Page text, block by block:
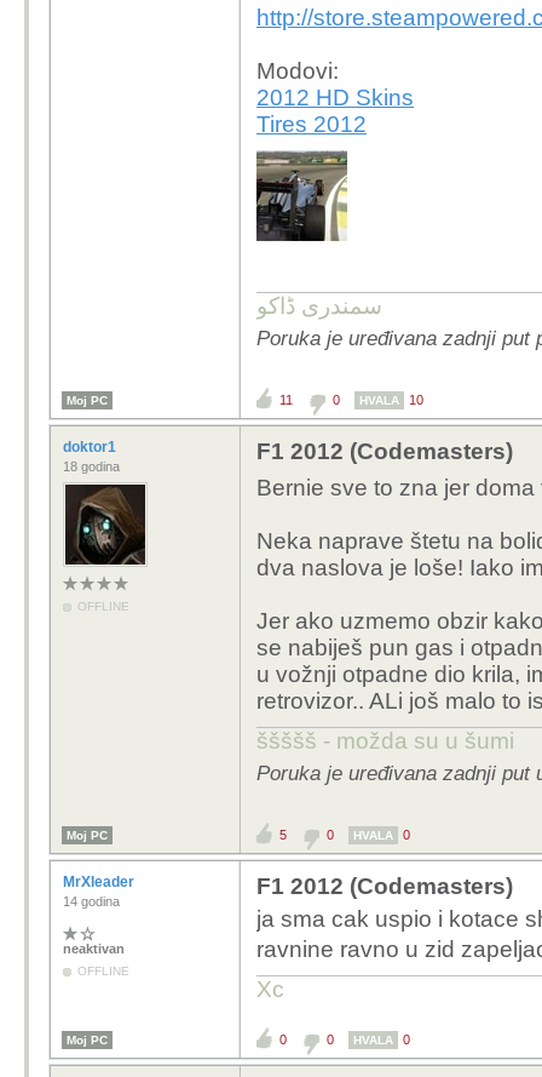
http://
Modovi:
2012 HD Skins
Tires 2012
سمندری ڈاکو
Poruka je uređivana zadnji put
Moj PC 11 0 HVALA 10
doktor1
18 godina
OFFLINE
F1 2012 (Codemasters)
Bernie sve to zna jer
Neka naprave štetu na
dva naslova je loše! Iako
Jer ako uzmemo obzir
se nabiješ pun gas i
u vožnji otpadne dio krila,
retrovizor.. ALi još malo to
ššššš - možda su u šumi
Poruka je uređivana zadnji put
Moj PC 5 0 HVALA 0
MrXleader
14 godina
neaktivan
OFFLINE
F1 2012 (Codemasters)
ja sma cak uspio i kotace
ravnine ravno u zid
Xc
Moj PC 0 0 HVALA 0